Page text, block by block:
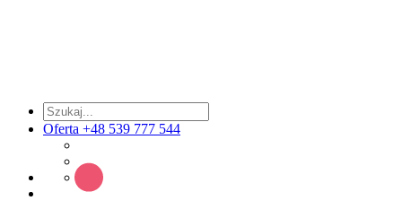
Oferta +48 539 777 544